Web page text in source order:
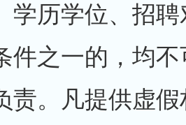
学历学位、招
件之一的，均
责。凡提供虚